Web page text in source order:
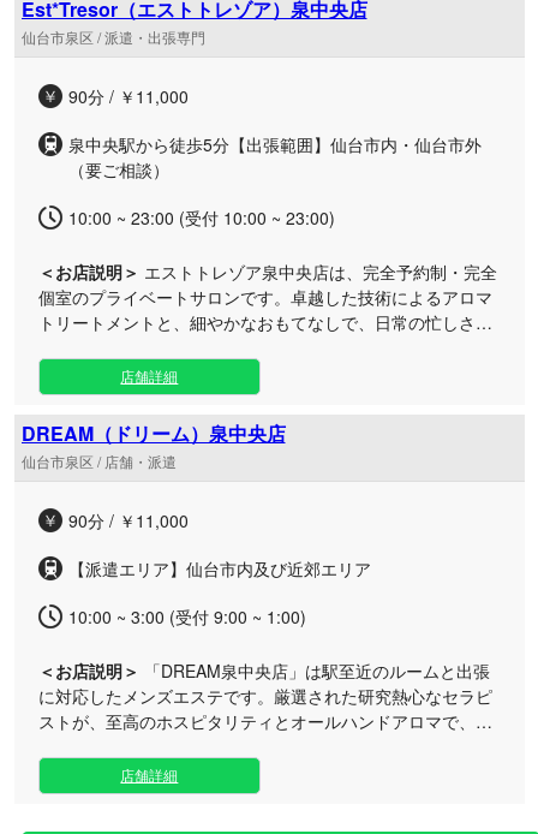
一人ひとりのご要望に寄り添った極上の癒やしをご提供する
ことが可能です。 心地よい空間のなかで、日常の疲れを忘れ
たちが、皆様のご来店を心よりお待ちしております。ぜひお
Est*Tresor（エストトレゾア）泉中央店
仙台市泉区 / 派遣・出張専門
90分 / ￥11,000
泉中央駅から徒歩5分【出張範囲】仙台市内・仙台市外
（要ご相談）
10:00 ~ 23:00 (受付 10:00 ~ 23:00)
＜お店説明＞ エストトレゾア泉中央店は、完全予約制・完全
個室のプライベートサロンです。卓越した技術によるアロマ
トリートメントと、細やかなおもてなしで、日常の忙しさを
気にすることなく、自分だけの特別な時間をお過ごしいただ
けるよう、心から安らげる最高峰の癒しの空間づくりにこだ
わりました。 厳選されたアロマの香りに包まれながら受ける
熟練の施術は、心と身体の緊張をじんわりと解きほぐしま
す。日々の疲れをリセットし、贅沢なプライベートタイムを
別なケアを取り入れてみませんか？皆様のご来店を、スタッ
店舗詳細
DREAM（ドリーム）泉中央店
仙台市泉区 / 店舗・派遣
90分 / ￥11,000
【派遣エリア】仙台市内及び近郊エリア
10:00 ~ 3:00 (受付 9:00 ~ 1:00)
＜お店説明＞
「DREAM泉中央店」は駅至近のルームと出張
に対応したメンズエステです。厳選された研究熱心なセラピ
ストが、至高のホスピタリティとオールハンドアロマで、お
を癒すこと」へ情熱を注ぎ、常に全力でおもてなしすること
をお約束いたします。 当店の自慢は、施術技術や知識のアッ
店舗詳細